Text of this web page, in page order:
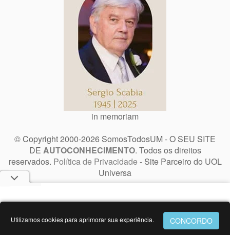
in memoriam
© Copyright 2000-2026 SomosTodosUM - O SEU SITE
DE AUTOCONHECIMENTO. Todos os direitos
reservados. Política de Privacidade - Site Parceiro do UOL
Universa
Utilizamos cookies para aprimorar sua experiência.